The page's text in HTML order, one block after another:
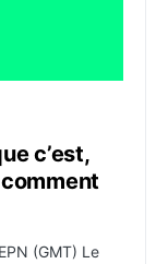
c’est,
(GMT) Le